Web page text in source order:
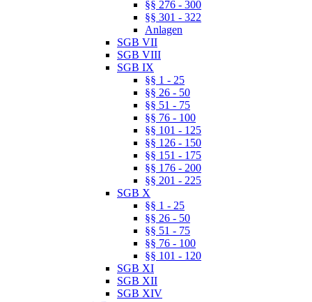
§§ 276 - 300
§§ 301 - 322
Anlagen
SGB VII
SGB VIII
SGB IX
§§ 1 - 25
§§ 26 - 50
§§ 51 - 75
§§ 76 - 100
§§ 101 - 125
§§ 126 - 150
§§ 151 - 175
§§ 176 - 200
§§ 201 - 225
SGB X
§§ 1 - 25
§§ 26 - 50
§§ 51 - 75
§§ 76 - 100
§§ 101 - 120
SGB XI
SGB XII
SGB XIV